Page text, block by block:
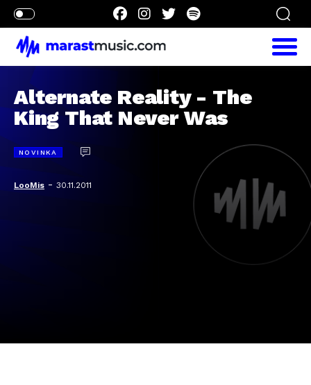
Alternate Reality - The
King That Never Was
NOVINKA
LooMis - 30.11.2011